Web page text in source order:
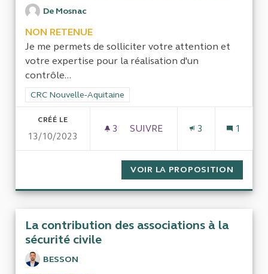
De Mosnac
NON RETENUE
Je me permets de solliciter votre attention et
votre expertise pour la réalisation d'un
contrôle...
Filtrer les résultats de la catégorie : CRC Nouvelle-Aquitaine
CRC Nouvelle-Aquitaine
CRÉÉ LE
13/10/2023
3 3 ABONNÉS
SUIVRE
3 1
VOIR LA PROPOSITION
La contribution des associations à la
sécurité civile
BESSON